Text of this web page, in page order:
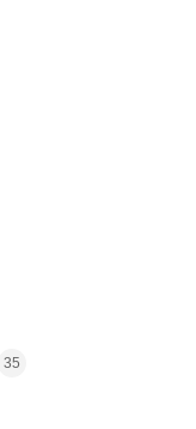
35